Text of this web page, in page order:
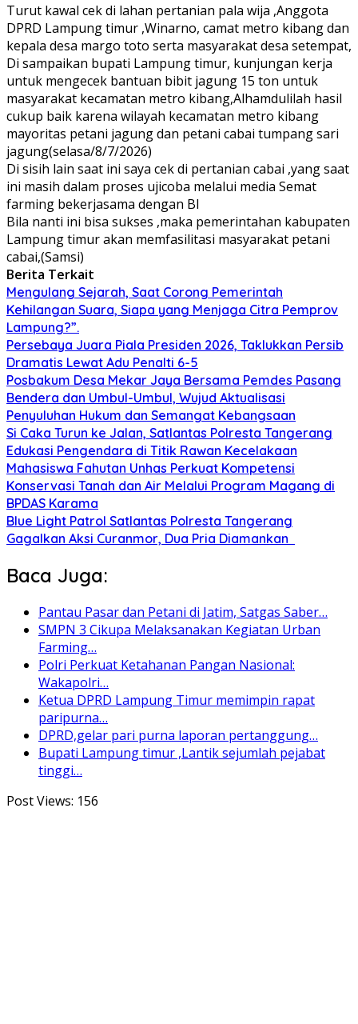
Turut kawal cek di lahan pertanian pala wija ,Anggota
DPRD Lampung timur ,Winarno, camat metro kibang dan
kepala desa margo toto serta masyarakat desa setempat,
Di sampaikan bupati Lampung timur, kunjungan kerja
untuk mengecek bantuan bibit jagung 15 ton untuk
masyarakat kecamatan metro kibang,Alhamdulilah hasil
cukup baik karena wilayah kecamatan metro kibang
mayoritas petani jagung dan petani cabai tumpang sari
jagung(selasa/8/7/2026)
Di sisih lain saat ini saya cek di pertanian cabai ,yang saat
ini masih dalam proses ujicoba melalui media Semat
farming bekerjasama dengan BI
Bila nanti ini bisa sukses ,maka pemerintahan kabupaten
Lampung timur akan memfasilitasi masyarakat petani
cabai,(Samsi)
Berita Terkait
Mengulang Sejarah, Saat Corong Pemerintah
Kehilangan Suara, Siapa yang Menjaga Citra Pemprov
Lampung?”.
Persebaya Juara Piala Presiden 2026, Taklukkan Persib
Dramatis Lewat Adu Penalti 6-5
Posbakum Desa Mekar Jaya Bersama Pemdes Pasang
Bendera dan Umbul-Umbul, Wujud Aktualisasi
Penyuluhan Hukum dan Semangat Kebangsaan
Si Caka Turun ke Jalan, Satlantas Polresta Tangerang
Edukasi Pengendara di Titik Rawan Kecelakaan
Mahasiswa Fahutan Unhas Perkuat Kompetensi
Konservasi Tanah dan Air Melalui Program Magang di
BPDAS Karama
Blue Light Patrol Satlantas Polresta Tangerang
Gagalkan Aksi Curanmor, Dua Pria Diamankan
Baca Juga:
Pantau Pasar dan Petani di Jatim, Satgas Saber…
SMPN 3 Cikupa Melaksanakan Kegiatan Urban
Farming…
Polri Perkuat Ketahanan Pangan Nasional:
Wakapolri…
Ketua DPRD Lampung Timur memimpin rapat
paripurna…
DPRD,gelar pari purna laporan pertanggung…
Bupati Lampung timur ,Lantik sejumlah pejabat
tinggi…
Post Views: 156